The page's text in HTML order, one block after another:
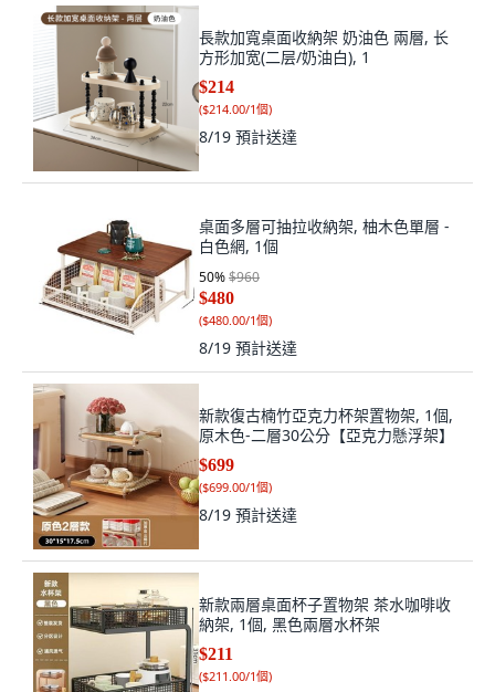
長款加寬桌面收納架 奶油色 兩層, 长
方形加宽(二层/奶油白), 1
$214
($214.00/1個)
8/19 預計送達
桌面多層可抽拉收納架, 柚木色單層 -
白色網, 1個
50%$960
$480
($480.00/1個)
8/19 預計送達
新款復古楠竹亞克力杯架置物架, 1個,
原木色-二層30公分【亞克力懸浮架】
$699
($699.00/1個)
8/19 預計送達
新款兩層桌面杯子置物架 茶水咖啡收
納架, 1個, 黑色兩層水杯架
$211
($211.00/1個)